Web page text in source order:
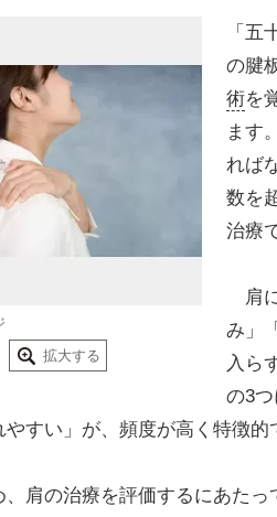
拡大する
「五
の腱
術を
ます
れば
数を
治療
肩
み」
入ら
の3
やすい」が、頻度が高く特徴的
肩の治療を評価するにあた